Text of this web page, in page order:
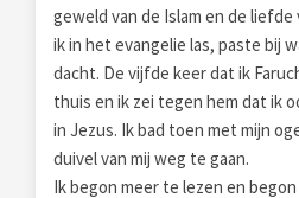
geweld van de Islam en de
ik in het evangelie las, paste bij
dacht. De vijfde keer dat ik
thuis en ik zei tegen hem dat ik
in Jezus. Ik bad toen met mijn
duivel van mij weg te gaan.
Ik begon meer te lezen en